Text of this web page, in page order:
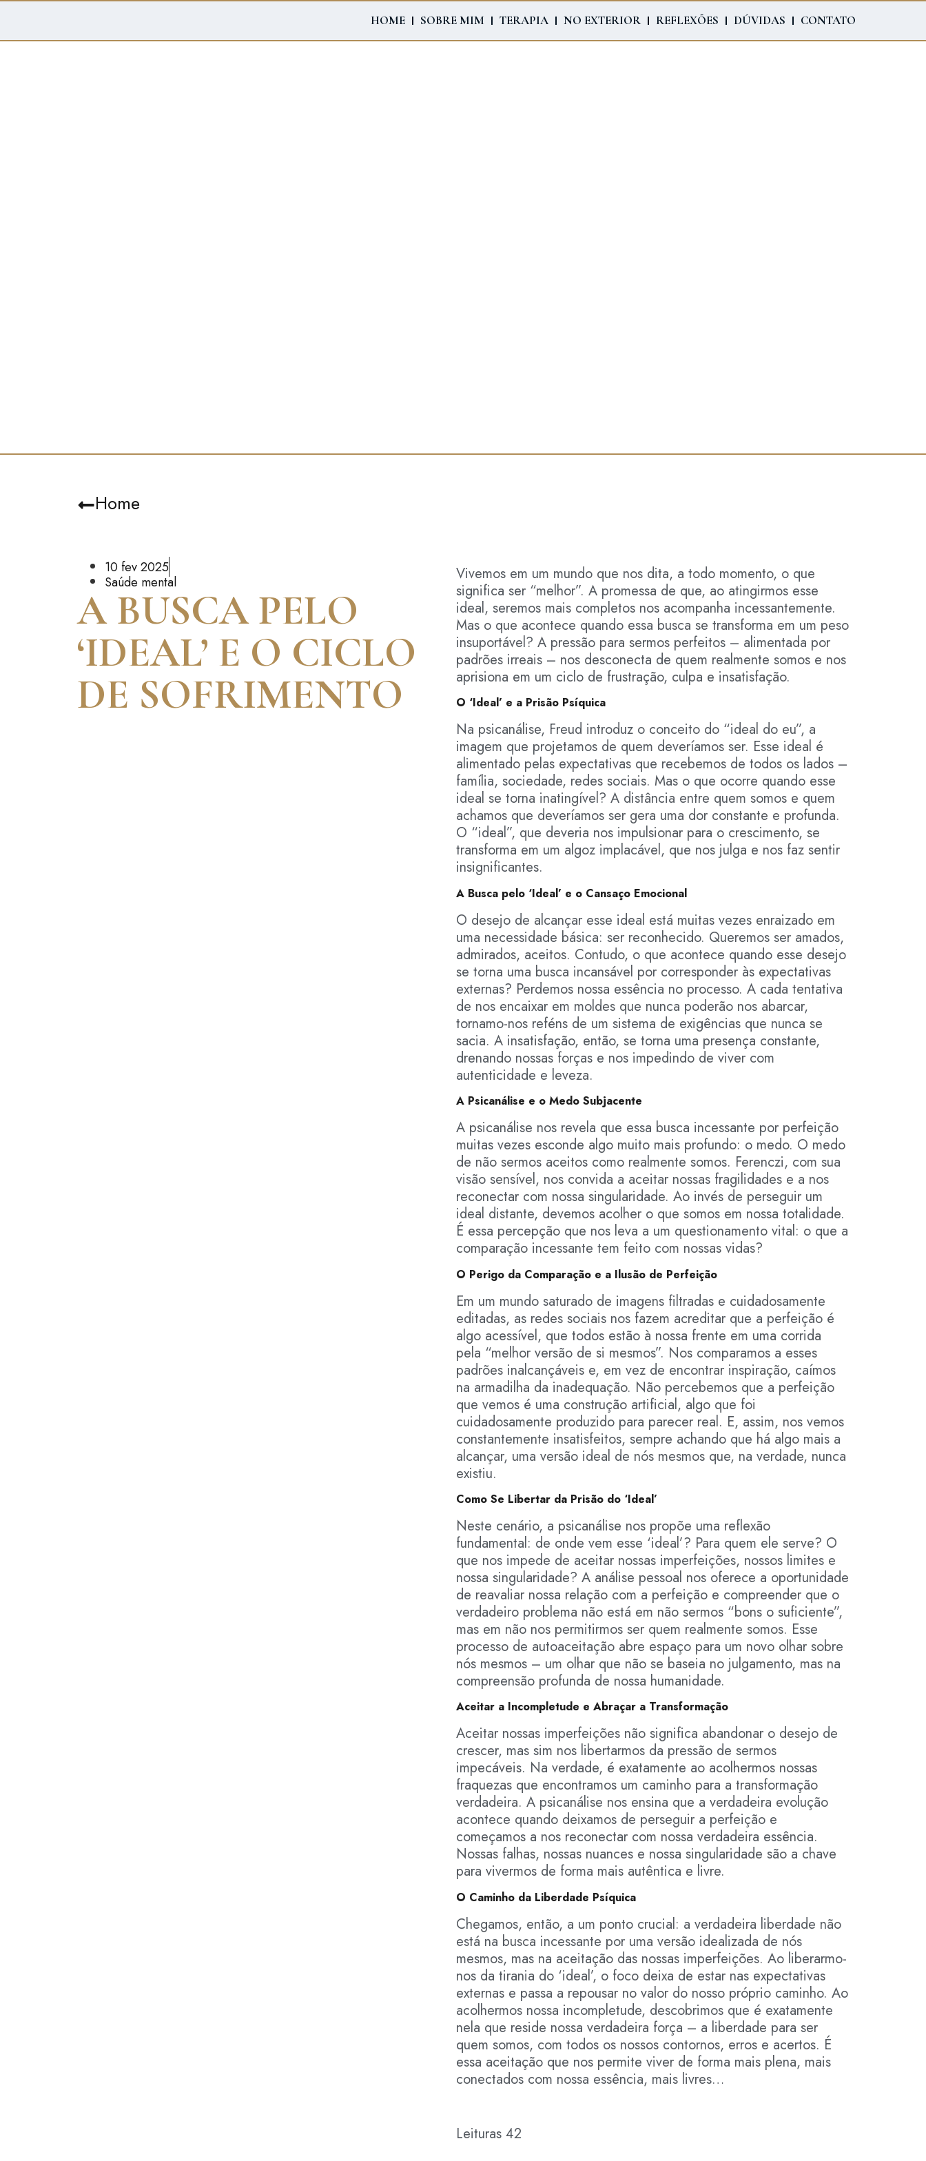
HOME SOBRE MIM TERAPIA NO EXTERIOR REFLEXÕES DÚVIDAS CONTATO
Home
10 fev 2025
Saúde mental
A BUSCA PELO
‘IDEAL’ E O CICLO
DE SOFRIMENTO
Vivemos em um mundo que nos dita, a todo momento, o que
significa ser “melhor”. A promessa de que, ao atingirmos esse
ideal, seremos mais completos nos acompanha incessantemente.
Mas o que acontece quando essa busca se transforma em um peso
insuportável? A pressão para sermos perfeitos – alimentada por
padrões irreais – nos desconecta de quem realmente somos e nos
aprisiona em um ciclo de frustração, culpa e insatisfação.
O ‘Ideal’ e a Prisão Psíquica
Na psicanálise, Freud introduz o conceito do “ideal do eu”, a
imagem que projetamos de quem deveríamos ser. Esse ideal é
alimentado pelas expectativas que recebemos de todos os lados –
família, sociedade, redes sociais. Mas o que ocorre quando esse
ideal se torna inatingível? A distância entre quem somos e quem
achamos que deveríamos ser gera uma dor constante e profunda.
O “ideal”, que deveria nos impulsionar para o crescimento, se
transforma em um algoz implacável, que nos julga e nos faz sentir
insignificantes.
A Busca pelo ‘Ideal’ e o Cansaço Emocional
O desejo de alcançar esse ideal está muitas vezes enraizado em
uma necessidade básica: ser reconhecido. Queremos ser amados,
admirados, aceitos. Contudo, o que acontece quando esse desejo
se torna uma busca incansável por corresponder às expectativas
externas? Perdemos nossa essência no processo. A cada tentativa
de nos encaixar em moldes que nunca poderão nos abarcar,
tornamo-nos reféns de um sistema de exigências que nunca se
sacia. A insatisfação, então, se torna uma presença constante,
drenando nossas forças e nos impedindo de viver com
autenticidade e leveza.
A Psicanálise e o Medo Subjacente
A psicanálise nos revela que essa busca incessante por perfeição
muitas vezes esconde algo muito mais profundo: o medo. O medo
de não sermos aceitos como realmente somos. Ferenczi, com sua
visão sensível, nos convida a aceitar nossas fragilidades e a nos
reconectar com nossa singularidade. Ao invés de perseguir um
ideal distante, devemos acolher o que somos em nossa totalidade.
É essa percepção que nos leva a um questionamento vital: o que a
comparação incessante tem feito com nossas vidas?
O Perigo da Comparação e a Ilusão de Perfeição
Em um mundo saturado de imagens filtradas e cuidadosamente
editadas, as redes sociais nos fazem acreditar que a perfeição é
algo acessível, que todos estão à nossa frente em uma corrida
pela “melhor versão de si mesmos”. Nos comparamos a esses
padrões inalcançáveis e, em vez de encontrar inspiração, caímos
na armadilha da inadequação. Não percebemos que a perfeição
que vemos é uma construção artificial, algo que foi
cuidadosamente produzido para parecer real. E, assim, nos vemos
constantemente insatisfeitos, sempre achando que há algo mais a
alcançar, uma versão ideal de nós mesmos que, na verdade, nunca
existiu.
Como Se Libertar da Prisão do ‘Ideal’
Neste cenário, a psicanálise nos propõe uma reflexão
fundamental: de onde vem esse ‘ideal’? Para quem ele serve? O
que nos impede de aceitar nossas imperfeições, nossos limites e
nossa singularidade? A análise pessoal nos oferece a oportunidade
de reavaliar nossa relação com a perfeição e compreender que o
verdadeiro problema não está em não sermos “bons o suficiente”,
mas em não nos permitirmos ser quem realmente somos. Esse
processo de autoaceitação abre espaço para um novo olhar sobre
nós mesmos – um olhar que não se baseia no julgamento, mas na
compreensão profunda de nossa humanidade.
Aceitar a Incompletude e Abraçar a Transformação
Aceitar nossas imperfeições não significa abandonar o desejo de
crescer, mas sim nos libertarmos da pressão de sermos
impecáveis. Na verdade, é exatamente ao acolhermos nossas
fraquezas que encontramos um caminho para a transformação
verdadeira. A psicanálise nos ensina que a verdadeira evolução
acontece quando deixamos de perseguir a perfeição e
começamos a nos reconectar com nossa verdadeira essência.
Nossas falhas, nossas nuances e nossa singularidade são a chave
para vivermos de forma mais autêntica e livre.
O Caminho da Liberdade Psíquica
Chegamos, então, a um ponto crucial: a verdadeira liberdade não
está na busca incessante por uma versão idealizada de nós
mesmos, mas na aceitação das nossas imperfeições. Ao liberarmo-
nos da tirania do ‘ideal’, o foco deixa de estar nas expectativas
externas e passa a repousar no valor do nosso próprio caminho. Ao
acolhermos nossa incompletude, descobrimos que é exatamente
nela que reside nossa verdadeira força – a liberdade para ser
quem somos, com todos os nossos contornos, erros e acertos. É
essa aceitação que nos permite viver de forma mais plena, mais
conectados com nossa essência, mais livres…
Leituras 42